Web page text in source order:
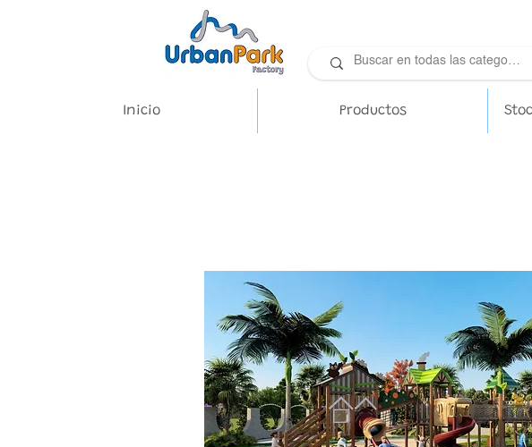
Inicio Productos